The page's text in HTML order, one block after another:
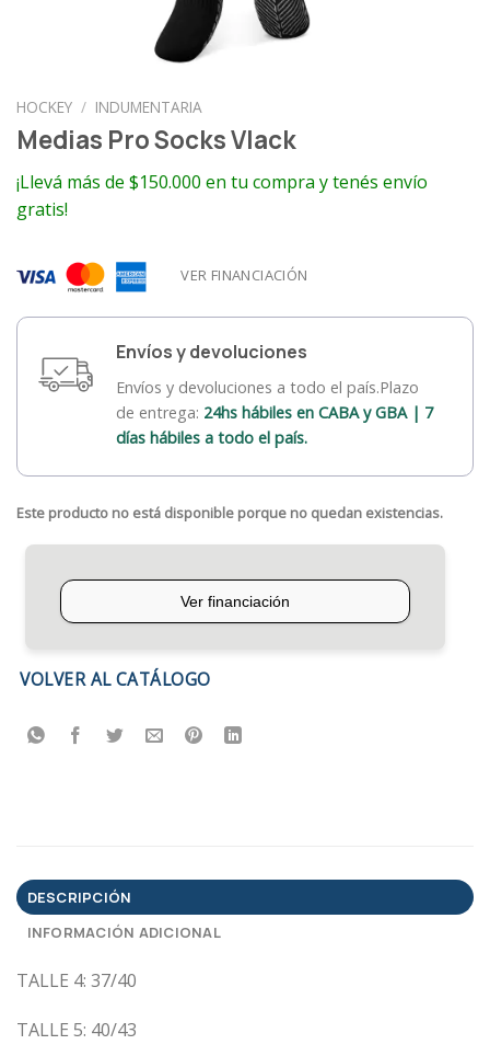
HOCKEY / INDUMENTARIA
Medias Pro Socks Vlack
¡Llevá más de $150.000 en tu compra y tenés envío
gratis!
VER FINANCIACIÓN
Envíos y devoluciones
Envíos y devoluciones a todo el país.Plazo
de entrega: 24hs hábiles en CABA y GBA | 7
días hábiles a todo el país.
Este producto no está disponible porque no quedan existencias.
VOLVER AL CATÁLOGO
DESCRIPCIÓN
INFORMACIÓN ADICIONAL
TALLE 4: 37/40
TALLE 5: 40/43